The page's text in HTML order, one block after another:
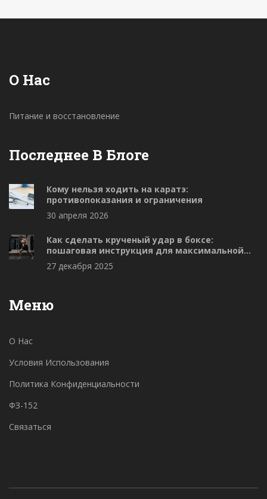
О Нас
Питание и восстановление
Последнее В Блоге
Кому нельзя ходить на каратэ:
противопоказания и ограничения
30 апреля 2026
Как сделать крученый удар в боксе:
пошаговая инструкция для максимальной
мощности
27 декабря 2025
Меню
О Нас
Условия Использования
Политика Конфиденциальности
ФЗ-152
Связаться